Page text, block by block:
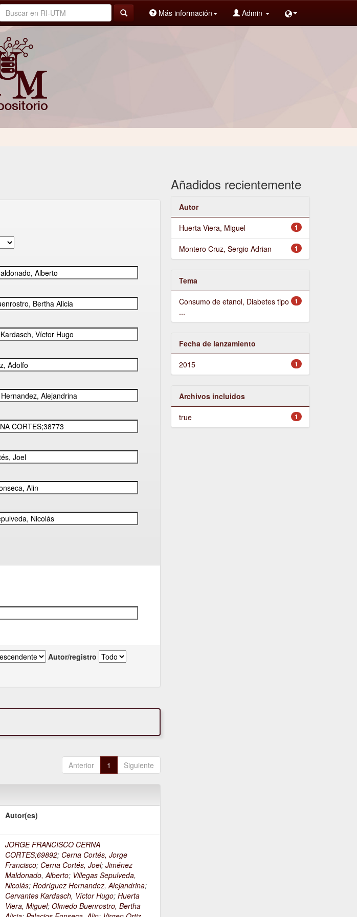
Más información Admin
Autor/registro
Anterior 1 Siguiente
Autor(es)
JORGE FRANCISCO CERNA
CORTES;69892; Cerna Cortés, Jorge
Francisco; Cerna Cortés, Joel;Jiménez
Maldonado, Alberto; Villegas Sepulveda,
Nicolás;Rodríguez Hernandez, Alejandrina;
Cervantes Kardasch, Víctor Hugo;Huerta
Viera, Miguel;Olmedo Buenrostro, Bertha
Añadidos recientemente
Autor
1
Huerta Viera, Miguel
1
Montero Cruz, Sergio Adrian
Tema
1
Consumo de etanol, Diabetes tipo
...
Fecha de lanzamiento
1
2015
Archivos incluidos
1
true